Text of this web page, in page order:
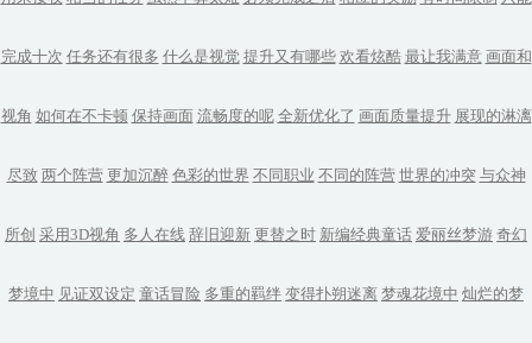
完成十次 任务还有很多 什么是视觉 提升又有哪些 欢看炫酷 最让我满意 画面和
视角 如何在不卡顿 保持画面 流畅度的呢 全新优化了 画面质量提升 展现的淋漓
尽致 两个阵营 更加沉醉 色彩的世界 不同职业 不同的阵营 世界的冲突 与众神
所创 采用3D视角 多人在线 辞旧迎新 更替之时 新编经典童话 爱丽丝梦游 奇幻
梦境中 见证双设定 童话冒险 多重的羁绊 变得扑朔迷离 梦魂花境中 灿烂的梦